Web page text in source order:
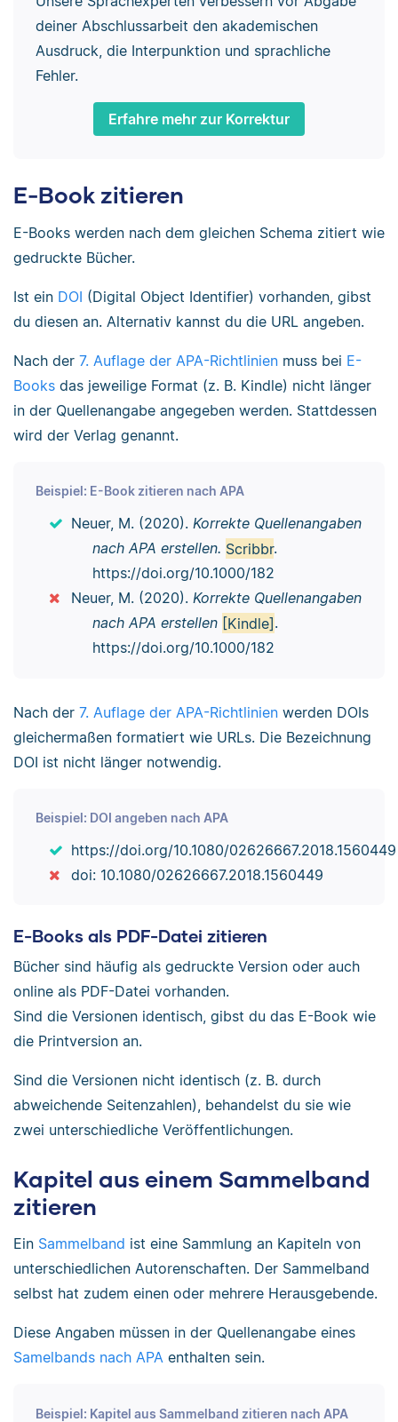
deiner Abschlussarbeit den akademischen
Ausdruck, die Interpunktion und sprachliche
Fehler.
Erfahre mehr zur Korrektur
E-Book zitieren
E-Books werden nach dem gleichen Schema zitiert wie
gedruckte Bücher.
Ist ein DOI (Digital Object Identifier) vorhanden, gibst
du diesen an. Alternativ kannst du die URL angeben.
Nach der 7. Auflage der APA-Richtlinien muss bei E-
Books das jeweilige Format (z. B. Kindle) nicht länger
in der Quellenangabe angegeben werden. Stattdessen
wird der Verlag genannt.
Beispiel: E-Book zitieren nach APA
Neuer, M. (2020). Korrekte Quellenangaben
nach APA erstellen. Scribbr.
https://doi.org/10.1000/182
Neuer, M. (2020). Korrekte Quellenangaben
nach APA erstellen [Kindle].
https://doi.org/10.1000/182
Nach der 7. Auflage der APA-Richtlinien werden DOIs
gleichermaßen formatiert wie URLs. Die Bezeichnung
DOI ist nicht länger notwendig.
Beispiel: DOI angeben nach APA
https://doi.org/10.1080/02626667.2018.1560449
doi: 10.1080/02626667.2018.1560449
E-Books als PDF-Datei zitieren
Bücher sind häufig als gedruckte Version oder auch
online als PDF-Datei vorhanden.
Sind die Versionen identisch, gibst du das E-Book wie
die Printversion an.
Sind die Versionen nicht identisch (z. B. durch
abweichende Seitenzahlen), behandelst du sie wie
zwei unterschiedliche Veröffentlichungen.
Kapitel aus einem Sammelband
zitieren
Ein Sammelband ist eine Sammlung an Kapiteln von
unterschiedlichen Autorenschaften. Der Sammelband
selbst hat zudem einen oder mehrere Herausgebende.
Diese Angaben müssen in der Quellenangabe eines
Samelbands nach APA enthalten sein.
Beispiel: Kapitel aus Sammelband zitieren nach APA